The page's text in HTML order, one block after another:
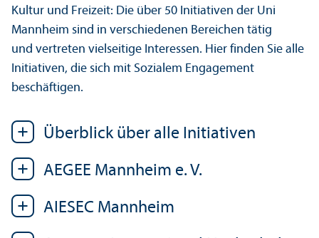
Kultur und Freizeit: Die über 50 Initiativen der Uni
Mannheim sind in verschiedenen Bereichen tätig
und vertreten vielseitige Interessen. Hier finden Sie alle
Initiativen, die sich mit Sozialem Engagement
beschäftigen.
Über­blick über alle Initiativen
AEGEE Mannheim e. V.
AIESEC Mannheim